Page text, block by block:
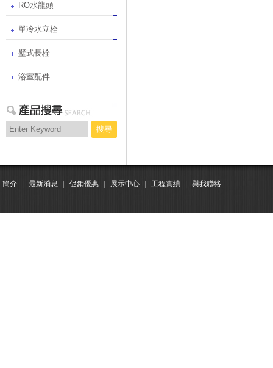
RO水龍頭
單冷水立栓
壁式長栓
浴室配件
搜尋
簡介 最新消息 促銷優惠 展示中心 工程實績 與我聯絡